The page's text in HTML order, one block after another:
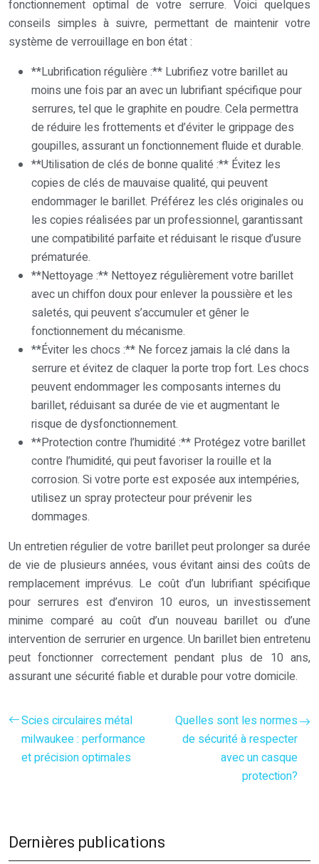
fonctionnement optimal de votre serrure. Voici quelques
conseils simples à suivre, permettant de maintenir votre
système de verrouillage en bon état :
**Lubrification régulière :** Lubrifiez votre barillet au
moins une fois par an avec un lubrifiant spécifique pour
serrures, tel que le graphite en poudre. Cela permettra
de réduire les frottements et d’éviter le grippage des
goupilles, assurant un fonctionnement fluide et durable.
**Utilisation de clés de bonne qualité :** Évitez les
copies de clés de mauvaise qualité, qui peuvent
endommager le barillet. Préférez les clés originales ou
les copies réalisées par un professionnel, garantissant
une compatibilité parfaite et réduisant le risque d’usure
prématurée.
**Nettoyage :** Nettoyez régulièrement votre barillet
avec un chiffon doux pour enlever la poussière et les
saletés, qui peuvent s’accumuler et gêner le
fonctionnement du mécanisme.
**Éviter les chocs :** Ne forcez jamais la clé dans la
serrure et évitez de claquer la porte trop fort. Les chocs
peuvent endommager les composants internes du
barillet, réduisant sa durée de vie et augmentant le
risque de dysfonctionnement.
**Protection contre l’humidité :** Protégez votre barillet
contre l’humidité, qui peut favoriser la rouille et la
corrosion. Si votre porte est exposée aux intempéries,
utilisez un spray protecteur pour prévenir les
dommages.
Un entretien régulier de votre barillet peut prolonger sa durée
de vie de plusieurs années, vous évitant ainsi des coûts de
remplacement imprévus. Le coût d’un lubrifiant spécifique
pour serrures est d’environ 10 euros, un investissement
minime comparé au coût d’un nouveau barillet ou d’une
intervention de serrurier en urgence. Un barillet bien entretenu
peut fonctionner correctement pendant plus de 10 ans,
assurant une sécurité fiable et durable pour votre domicile.
Scies circulaires métal
milwaukee : performance
et précision optimales
Quelles sont les normes
de sécurité à respecter
avec un casque
protection?
Dernières publications